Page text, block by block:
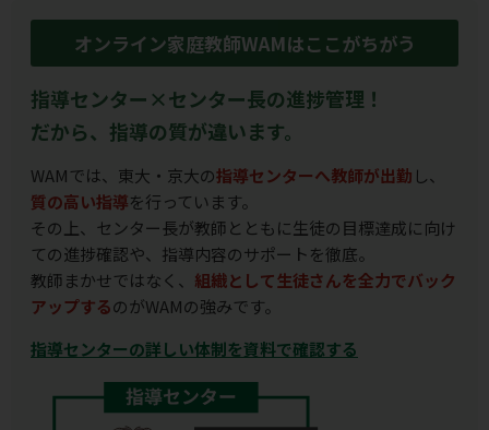
オンライン家庭教師WAMはここがちがう
指導センター×センター長の進捗管理！
だから、指導の質が違います。
WAMでは、東大・京大の指導センターへ教師が出勤 し、
質の高い指導を行っています。
その上、センター長が教師とともに生徒の目標達成に向け
ての進捗確認や、指導内容のサポートを徹底。
教師まかせではなく、 組織として生徒さんを全力でバック
アップするのがWAMの強みです。
指導センターの詳しい体制を資料で確認する